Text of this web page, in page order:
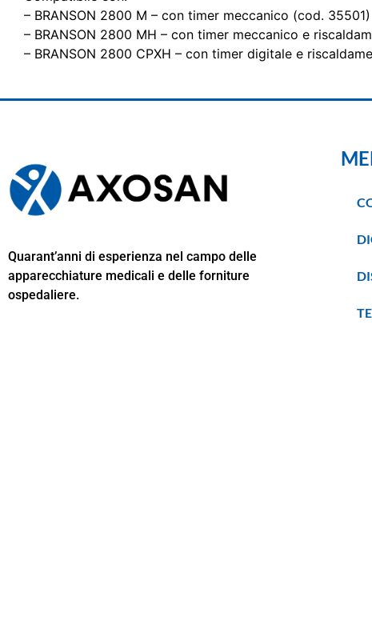
– BRANSON 2800 M – con timer meccanico (cod. 35501)
– BRANSON 2800 MH – con timer meccanico e
– BRANSON 2800 CPXH – con timer digitale e
Quarant’anni di esperienza nel campo delle
apparecchiature medicali e delle forniture
ospedaliere.